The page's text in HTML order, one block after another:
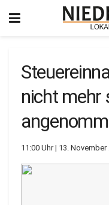
nicht mehr
11:00 Uhr | 13. November